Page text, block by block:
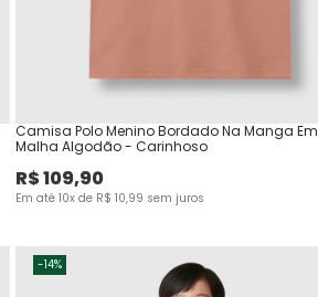
Camisa Polo Menino Bordado Na Manga Em
Malha Algodão - Carinhoso
R$109,90
Em até 10x de R$ 10,99 sem juros
-14%